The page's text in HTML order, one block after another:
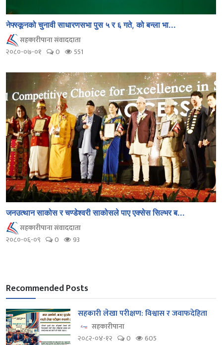
नेफ्स्कूनको चुनावी साधारणसभा पुस ५ र ६ गते, को बन्ला भा...
सहकारीपाना संवाददाता
२०८०-०७-०१
0 551
जनउत्थान साकोस र चण्डेश्वरी साकोसले पाए एक्सेस सिल्भर ब...
सहकारीपाना संवाददाता
२०८०-०६-०९
0 93
Recommended Posts
सहकारी लेखा परीक्षण: विश्वास र जवाफदेहिता
सहकारीपाना
२०८२-०४-१२
0 605